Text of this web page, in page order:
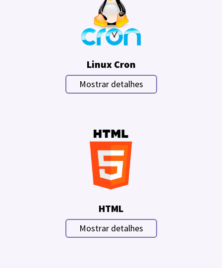
Linux Cron
Mostrar detalhes
HTML
Mostrar detalhes